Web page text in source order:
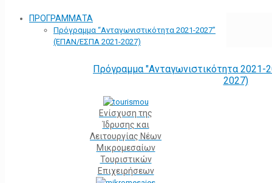
ΠΡΟΓΡΑΜΜΑΤΑ
Πρόγραμμα “Ανταγωνιστικότητα 2021-2027”
(ΕΠΑΝ/ΕΣΠΑ 2021-2027)
Πρόγραμμα "Ανταγωνιστικότητα
2027)
Ενίσχυση της
Ίδρυσης και
Λειτουργίας Νέων
Μικρομεσαίων
Τουριστικών
Επιχειρήσεων